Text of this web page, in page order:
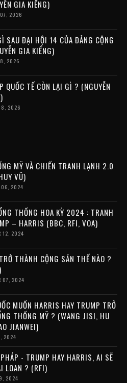
GIA KIỂNG)
07, 2026
SAU ĐẠI HỘI 14 CỦA ĐẢNG CỘNG
GIA KIỂNG)
2026
QUỐC TẾ CÒN LẠI GÌ ? (NGUYỄN
2026
MỸ VÀ CHIẾN TRANH LẠNH 2.0
VŨ)
06, 2024
THỐNG HOA KỲ 2024 : TRANH
– HARRIS (BBC, RFI, VOA)
12, 2024
THÀNH CỘNG SẢN THẾ NÀO ?
07, 2024
MUỐN HARRIS HAY TRUMP TRỞ
THỐNG MỸ ? (WANG JISI, HU
JIANWEI)
2024
- TRUMP HAY HARRIS, AI SẼ
LOAN ? (RFI)
2024